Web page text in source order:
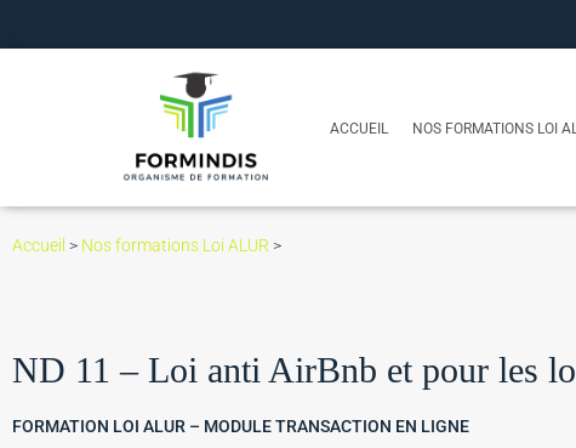
ACCUEIL NOS FORMATIONS LOI
Accueil > Nos formations Loi ALUR >
ND 11 – Loi anti AirBnb et pour les
FORMATION LOI ALUR – MODULE TRANSACTION EN LIGNE